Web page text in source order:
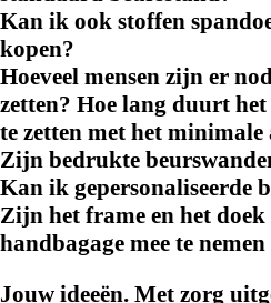
Kan ik ook stoffen
kopen?
Hoeveel mensen zijn er
zetten? Hoe lang duurt
te zetten met het minimale
Zijn bedrukte
Kan ik gepersonaliseerde
Zijn het frame en het
handbagage mee te
Jouw ideeën. Met zorg